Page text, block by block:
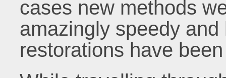
cases new methods
amazingly speedy
restorations have